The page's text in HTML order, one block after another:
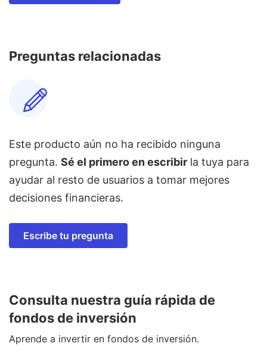
Preguntas relacionadas
Este producto aún no ha recibido ninguna
pregunta. Sé el primero en escribir la tuya para
ayudar al resto de usuarios a tomar mejores
decisiones financieras.
Escribe tu pregunta
Consulta nuestra guía rápida de
fondos de inversión
Aprende a invertir en fondos de inversión.